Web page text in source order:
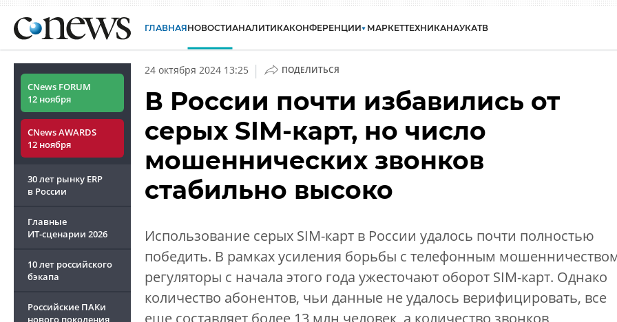
ГЛАВНАЯНОВОСТИАНАЛИТИКАКОНФЕРЕНЦИИ МАРКЕТТЕХНИКАНАУКАТВ
CNews FORUM
12 ноября
CNews AWARDS
12 ноября
30 лет рынку ERP
в России
Главные
ИТ-сценарии 2026
10 лет российского
бэкапа
Российские ПАКи
нового поколения
24 октября 2024 13:25 | ПОДЕЛИТЬСЯ
В России почти избавились от
серых SIM-карт, но число
мошеннических звонков
стабильно высоко
Использование серых SIM-карт в России удалось почти полностью
победить. В рамках усиления борьбы с телефонным
регуляторы с начала этого года ужесточают оборот SIM-карт. Однако
количество абонентов, чьи данные не удалось верифицировать, все
еще составляет более 13 млн человек, а количество звонков